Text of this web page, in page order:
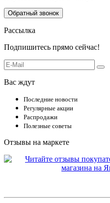
Обратный звонок
Рассылка
Подпишитесь прямо сейчас!
Вас ждут
Последние новости
Регулярные акции
Распродажи
Полезные советы
Отзывы на маркете